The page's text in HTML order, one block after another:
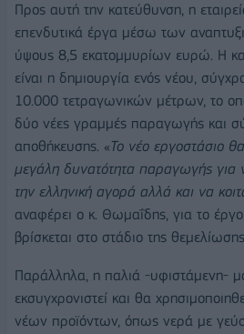
Προς αυτή την κατεύθυνση, η
επενδυτικά έργα μέσω των
ύψους 8,5 εκατομμυρίων ευρώ. Η
είναι η δημιουργία ενός νέου,
10.000 τετραγωνικών μέτρων, το
δύο νέες γραμμές παραγωγής και
αποθήκευσης. «Το νέο εργοστάσιο
μεγάλη δυνατότητα παραγωγής για
την ελληνική αγορά αλλά και να
αναφέρει ο κ. Θωμαΐδης, για το
βρίσκεται στο στάδιο της
Παράλληλα, η παλιά -υφιστάμενη-
εκσυγχρονιστεί και θα
νέων προϊόντων, όπως νερά με